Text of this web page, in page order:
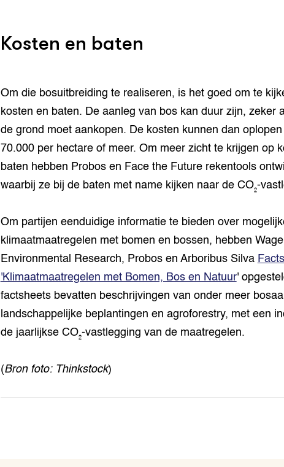
Kosten en baten
Om die bosuitbreiding te realiseren, is het goed om te
kosten en baten. De aanleg van bos kan duur zijn, zeker
de grond moet aankopen. De kosten kunnen dan
70.000 per hectare of meer. Om meer zicht te krijgen op
baten hebben Probos en Face the Future rekentools
waarbij ze bij de baten met name kijken naar de CO₂-
Om partijen eenduidige informatie te bieden over
klimaatmaatregelen met bomen en bossen, hebben
Environmental Research, Probos en Arboribus Silva
'Klimaatmaatregelen met Bomen, Bos en Natuur'
factsheets bevatten beschrijvingen van onder meer
landschappelijke beplantingen en agroforestry, met een
de jaarlijkse CO₂-vastlegging van de maatregelen.
(Bron foto: Thinkstock)